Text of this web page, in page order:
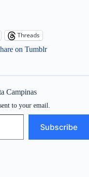
Threads
on Tumblr
Campinas
to your email.
Subscribe